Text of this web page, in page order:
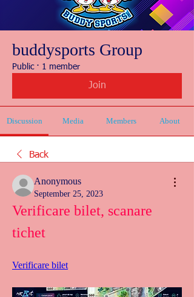
buddysports Group
Public · 1 member
Join
Discussion Media Members About
Back
Anonymous
September 25, 2023
Verificare bilet, scanare
tichet
Verificare bilet